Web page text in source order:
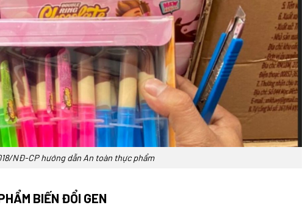
NĐ-CP hướng dẫn An toàn thực phẩm
BIẾN ĐỔI GEN